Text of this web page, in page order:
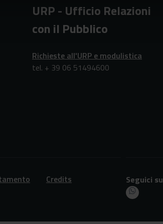
URP - Ufficio Relazioni
con il Pubblico
Richieste all'URP e modulistica
tel. + 39 06 51494600
Credits
Seguici su